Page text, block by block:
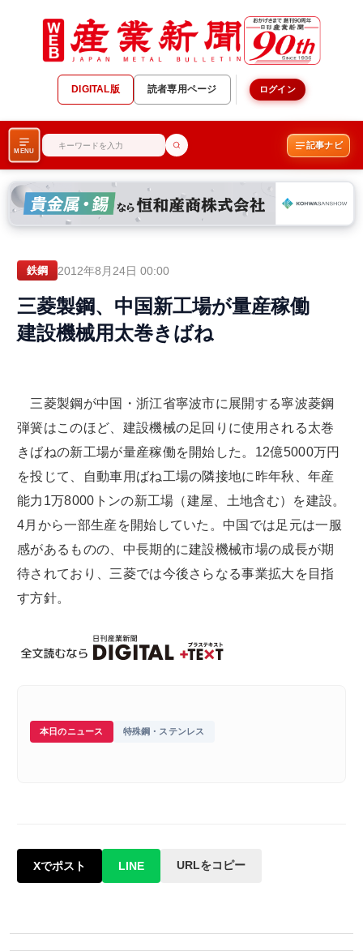
DIGITAL版 読者専用ページ ログイン
MENU
記事ナビ
鉄鋼 2012年8月24日 00:00
三菱製鋼、中国新工場が量産稼働
建設機械用太巻きばね
三菱製鋼が中国・浙江省寧波市に展開する寧波菱鋼
弾簧はこのほど、建設機械の足回りに使用される太巻
きばねの新工場が量産稼働を開始した。12億5000万円
を投じて、自動車用ばね工場の隣接地に昨年秋、年産
能力1万8000トンの新工場（建屋、土地含む）を建設。
4月から一部生産を開始していた。中国では足元は一服
感があるものの、中長期的に建設機械市場の成長が期
待されており、三菱では今後さらなる事業拡大を目指
す方針。
本日のニュース 特殊鋼・ステンレス
Xでポスト LINE URLをコピー